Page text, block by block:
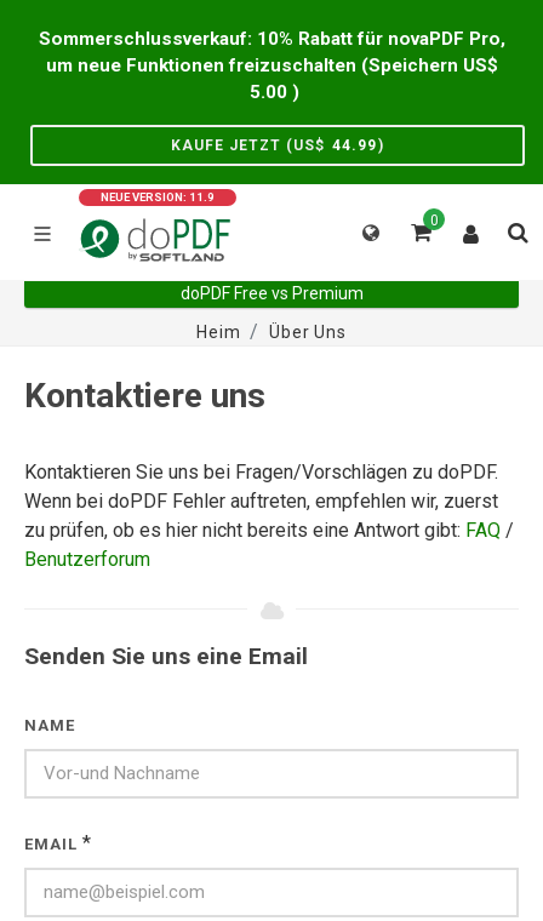
Sommerschlussverkauf: 10% Rabatt für novaPDF Pro,
5.00 )
KAUFE JETZT (US$ 44.99)
NEUE VERSION: 11.9
0
doPDF Free vs Premium
Heim
Über Uns
Kontaktiere uns
Kontaktieren Sie uns bei Fragen/Vorschlägen zu doPDF.
Wenn bei doPDF Fehler auftreten, empfehlen wir, zuerst
zu prüfen, ob es hier nicht bereits eine Antwort gibt: FAQ /
Benutzerforum
Senden Sie uns eine Email
NAME
EMAIL *